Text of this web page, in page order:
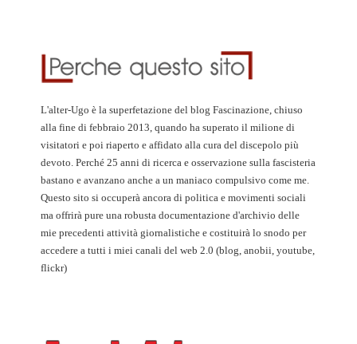
L'alter-Ugo è la superfetazione del blog Fascinazione, chiuso
alla fine di febbraio 2013, quando ha superato il milione di
visitatori e poi riaperto e affidato alla cura del discepolo più
devoto. Perché 25 anni di ricerca e osservazione sulla fascisteria
bastano e avanzano anche a un maniaco compulsivo come me.
Questo sito si occuperà ancora di politica e movimenti sociali
ma offrirà pure una robusta documentazione d'archivio delle
mie precedenti attività giornalistiche e costituirà lo snodo per
accedere a tutti i miei canali del web 2.0 (blog, anobii, youtube,
flickr)